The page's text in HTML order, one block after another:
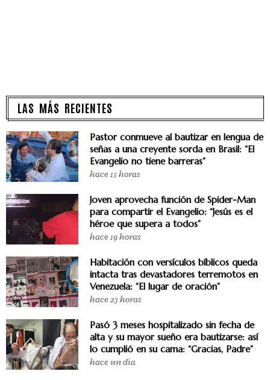
LAS MÁS RECIENTES
Pastor conmueve al bautizar en lengua de
señas a una creyente sorda en Brasil: “El
Evangelio no tiene barreras”
hace 15 horas
Joven aprovecha función de Spider-Man
para compartir el Evangelio: “Jesús es el
héroe que supera a todos”
hace 19 horas
Habitación con versículos bíblicos queda
intacta tras devastadores terremotos en
Venezuela: “El lugar de oración”
hace 23 horas
Pasó 3 meses hospitalizado sin fecha de
alta y su mayor sueño era bautizarse: así
lo cumplió en su cama: “Gracias, Padre”
hace un día